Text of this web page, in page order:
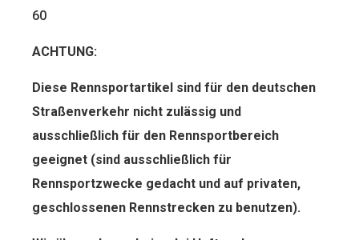
60
ACHTUNG:
Diese Rennsportartikel sind für den deut­schen
Straßenverkehr nicht zulässig und
ausschließlich für den Rennsportbereich
geeignet (sind ausschließlich für
Rennsportzwecke gedacht und auf privaten,
geschlossenen Rennstrecken zu benutzen).